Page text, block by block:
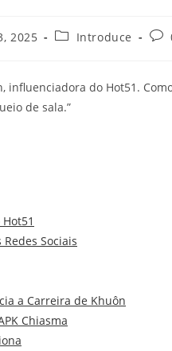
2025 Introduce
influenciadora do Hot51.
de sala.”
Sociais
a Carreira de Khuôn
Chiasma